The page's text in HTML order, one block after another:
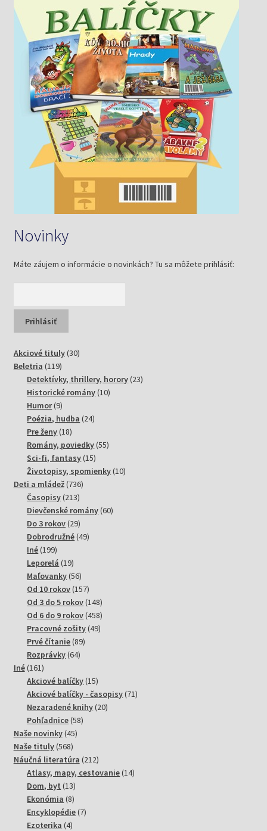
Novinky
Máte záujem o informácie o novinkách? Tu sa môžete prihlásiť:
Akciové tituly 3030
Beletria 119119
produktov
Detektívky, thrillery, horory 2323
Historické romány 1010
Humor 99
produktov
Poézia, hudba 2424
Pre ženy 1818
produktov
Romány, poviedky 5555
Sci-fi, fantasy 1515
produktov
Životopisy, spomienky 1010
Deti a mládež 736736
Časopisy 213213
produktov
Dievčenské romány 6060
Do 3 rokov 2929
produktov
Dobrodružné 4949
Iné 199199
produktov
Leporelá 1919
produktov
Maľovanky 5656
produktov
Od 10 rokov 157157
produktov
Od 3 do 5 rokov 148148
produktov
Od 6 do 9 rokov 458458
produktov
Pracovné zošity 4949
Prvé čítanie 8989
Rozprávky 6464
Iné 161161
produktov
Akciové balíčky 1515
produktov
Akciové balíčky - časopisy 7171
Nezaradené knihy 2020
Pohľadnice 5858
Naše novinky 4545
Naše tituly 568568
produktov
Náučná literatúra 212212
produktov
Atlasy, mapy, cestovanie 1414
Dom, byt 1313
produktov
Ekonómia 88
produktov
Encyklopédie 77
Ezoterika 44